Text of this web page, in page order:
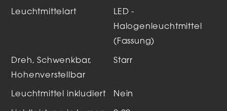
Leuchtmittelart
LED -
Halogenleuchtmittel
(Fassung)
Dreh, Schwenkbar,
Hohenverstellbar
Starr
Leuchtmittel inkludiert Nein